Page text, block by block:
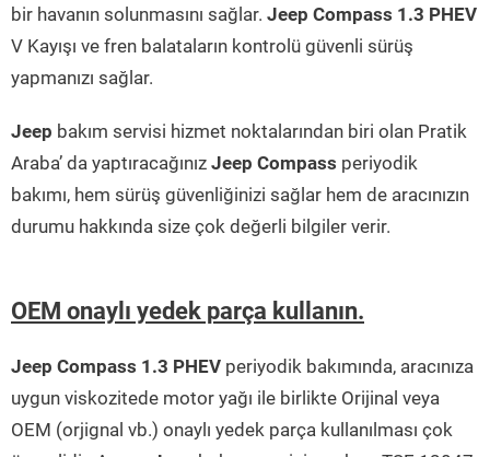
bir havanın solunmasını sağlar. Jeep Compass 1.3 PHEV
V Kayışı ve fren balataların kontrolü güvenli sürüş
yapmanızı sağlar.
Jeep bakım servisi hizmet noktalarından biri olan Pratik
Araba’ da yaptıracağınız Jeep Compass periyodik
bakımı, hem sürüş güvenliğinizi sağlar hem de aracınızın
durumu hakkında size çok değerli bilgiler verir.
OEM onaylı yedek parça kullanın.
Jeep Compass 1.3 PHEV periyodik bakımında, aracınıza
uygun viskozitede motor yağı ile birlikte Orijinal veya
OEM (orjignal vb.) onaylı yedek parça kullanılması çok